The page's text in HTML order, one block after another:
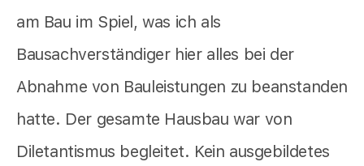
am Bau im Spiel, was ich als
Bausachverständiger hier alles bei der
Abnahme von Bauleistungen zu beanstanden
hatte. Der gesamte Hausbau war von
Diletantismus begleitet. Kein ausgebildetes